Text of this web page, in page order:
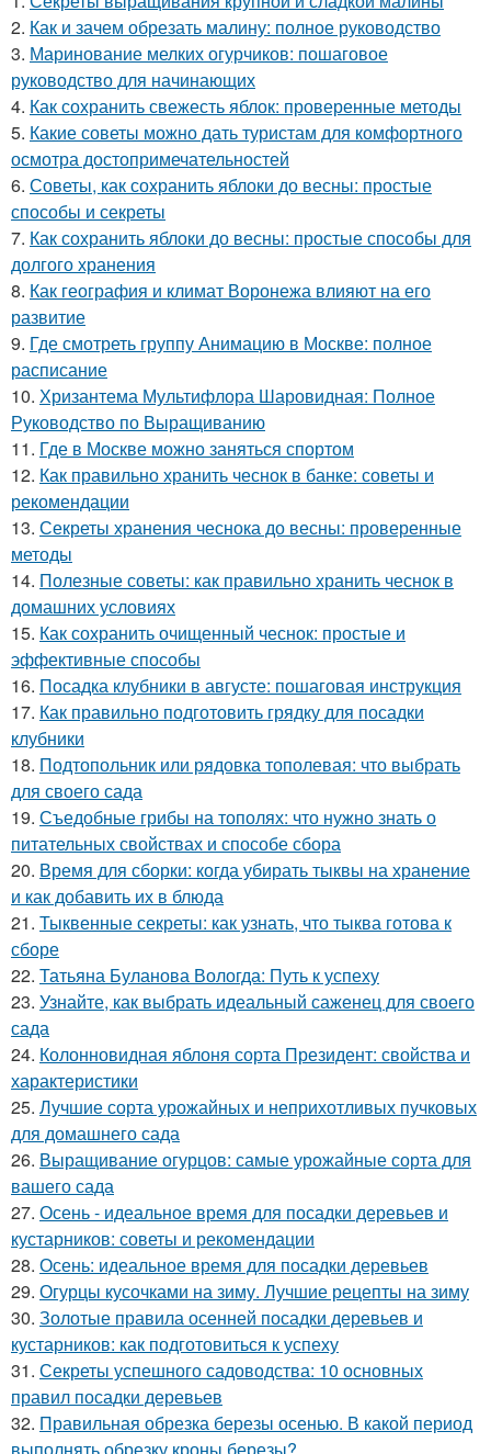
2. Как и зачем обрезать малину: полное руководство
3. Маринование мелких огурчиков: пошаговое
руководство для начинающих
4. Как сохранить свежесть яблок: проверенные методы
5. Какие советы можно дать туристам для комфортного
осмотра достопримечательностей
6. Советы, как сохранить яблоки до весны: простые
способы и секреты
7. Как сохранить яблоки до весны: простые способы для
долгого хранения
8. Как география и климат Воронежа влияют на его
развитие
9. Где смотреть группу Анимацию в Москве: полное
расписание
10. Хризантема Мультифлора Шаровидная: Полное
Руководство по Выращиванию
11. Где в Москве можно заняться спортом
12. Как правильно хранить чеснок в банке: советы и
рекомендации
13. Секреты хранения чеснока до весны: проверенные
методы
14. Полезные советы: как правильно хранить чеснок в
домашних условиях
15. Как сохранить очищенный чеснок: простые и
эффективные способы
16. Посадка клубники в августе: пошаговая инструкция
17. Как правильно подготовить грядку для посадки
клубники
18. Подтопольник или рядовка тополевая: что выбрать
для своего сада
19. Съедобные грибы на тополях: что нужно знать о
питательных свойствах и способе сбора
20. Время для сборки: когда убирать тыквы на хранение
и как добавить их в блюда
21. Тыквенные секреты: как узнать, что тыква готова к
сборе
22. Татьяна Буланова Вологда: Путь к успеху
23. Узнайте, как выбрать идеальный саженец для своего
сада
24. Колонновидная яблоня сорта Президент: свойства и
характеристики
25. Лучшие сорта урожайных и неприхотливых пучковых
для домашнего сада
26. Выращивание огурцов: самые урожайные сорта для
вашего сада
27. Осень - идеальное время для посадки деревьев и
кустарников: советы и рекомендации
28. Осень: идеальное время для посадки деревьев
29. Огурцы кусочками на зиму. Лучшие рецепты на зиму
30. Золотые правила осенней посадки деревьев и
кустарников: как подготовиться к успеху
31. Секреты успешного садоводства: 10 основных
правил посадки деревьев
32. Правильная обрезка березы осенью. В какой период